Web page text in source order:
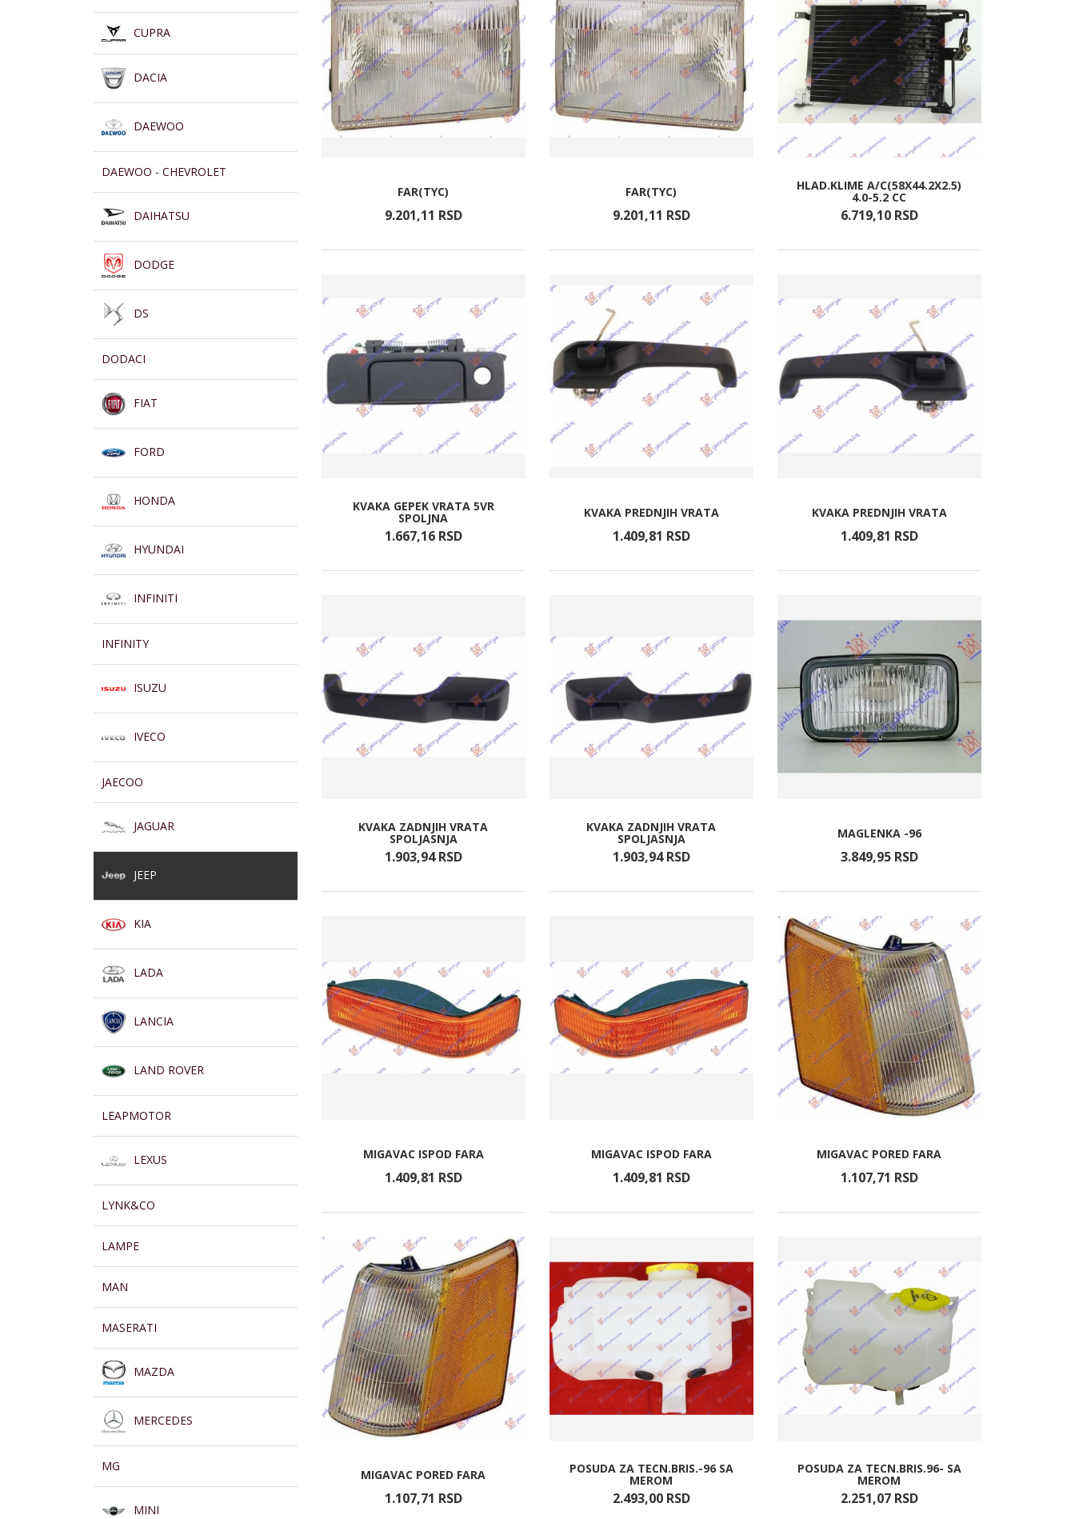
CUPRA
DACIA
DAEWOO
DAEWOO - CHEVROLET
DAIHATSU
DODGE
DS
DODACI
FIAT
FORD
HONDA
HYUNDAI
INFINITI
INFINITY
ISUZU
IVECO
JAECOO
JAGUAR
JEEP
KIA
LADA
LANCIA
LAND ROVER
LEAPMOTOR
LEXUS
LYNK&CO
LAMPE
MAN
MASERATI
MAZDA
MERCEDES
MG
MINI
FAR(TYC)
9.201,11 RSD
FAR(TYC)
9.201,11 RSD
HLAD.KLIME A/C(58X44.2X2.5)
4.0-5.2 CC
6.719,10 RSD
KVAKA GEPEK VRATA 5VR
SPOLJNA
1.667,16 RSD
KVAKA PREDNJIH VRATA
1.409,81 RSD
KVAKA PREDNJIH VRATA
1.409,81 RSD
KVAKA ZADNJIH VRATA
SPOLJASNJA
1.903,94 RSD
KVAKA ZADNJIH VRATA
SPOLJASNJA
1.903,94 RSD
MAGLENKA -96
3.849,95 RSD
MIGAVAC ISPOD FARA
1.409,81 RSD
MIGAVAC ISPOD FARA
1.409,81 RSD
MIGAVAC PORED FARA
1.107,71 RSD
MIGAVAC PORED FARA
1.107,71 RSD
POSUDA ZA TECN.BRIS.-96 SA
MEROM
2.493,00 RSD
POSUDA ZA TECN.BRIS.96- SA
MEROM
2.251,07 RSD